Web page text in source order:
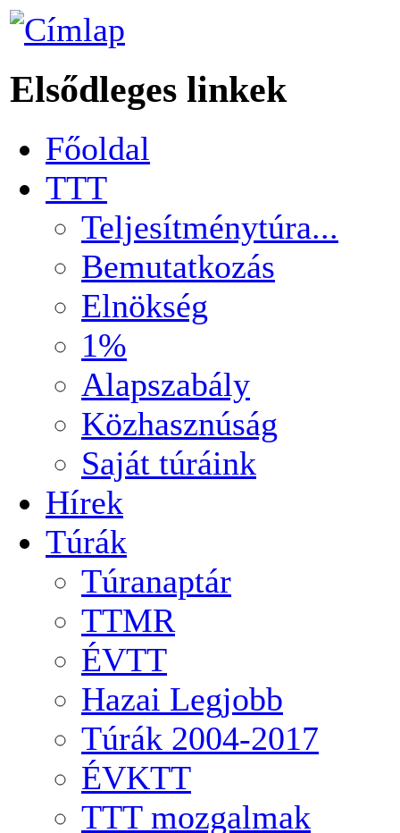
Elsődleges linkek
Főoldal
TTT
Teljesítménytúra...
Bemutatkozás
Elnökség
1%
Alapszabály
Közhasznúság
Saját túráink
Hírek
Túrák
Túranaptár
TTMR
ÉVTT
Hazai Legjobb
Túrák 2004-2017
ÉVKTT
TTT mozgalmak